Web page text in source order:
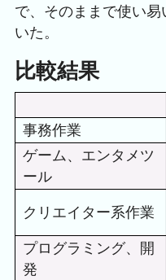
で、そのままで使い
いた。
比較結果
事務作業
ゲーム、エンタメツ
ール
クリエイター系作業
プログラミング、開
発